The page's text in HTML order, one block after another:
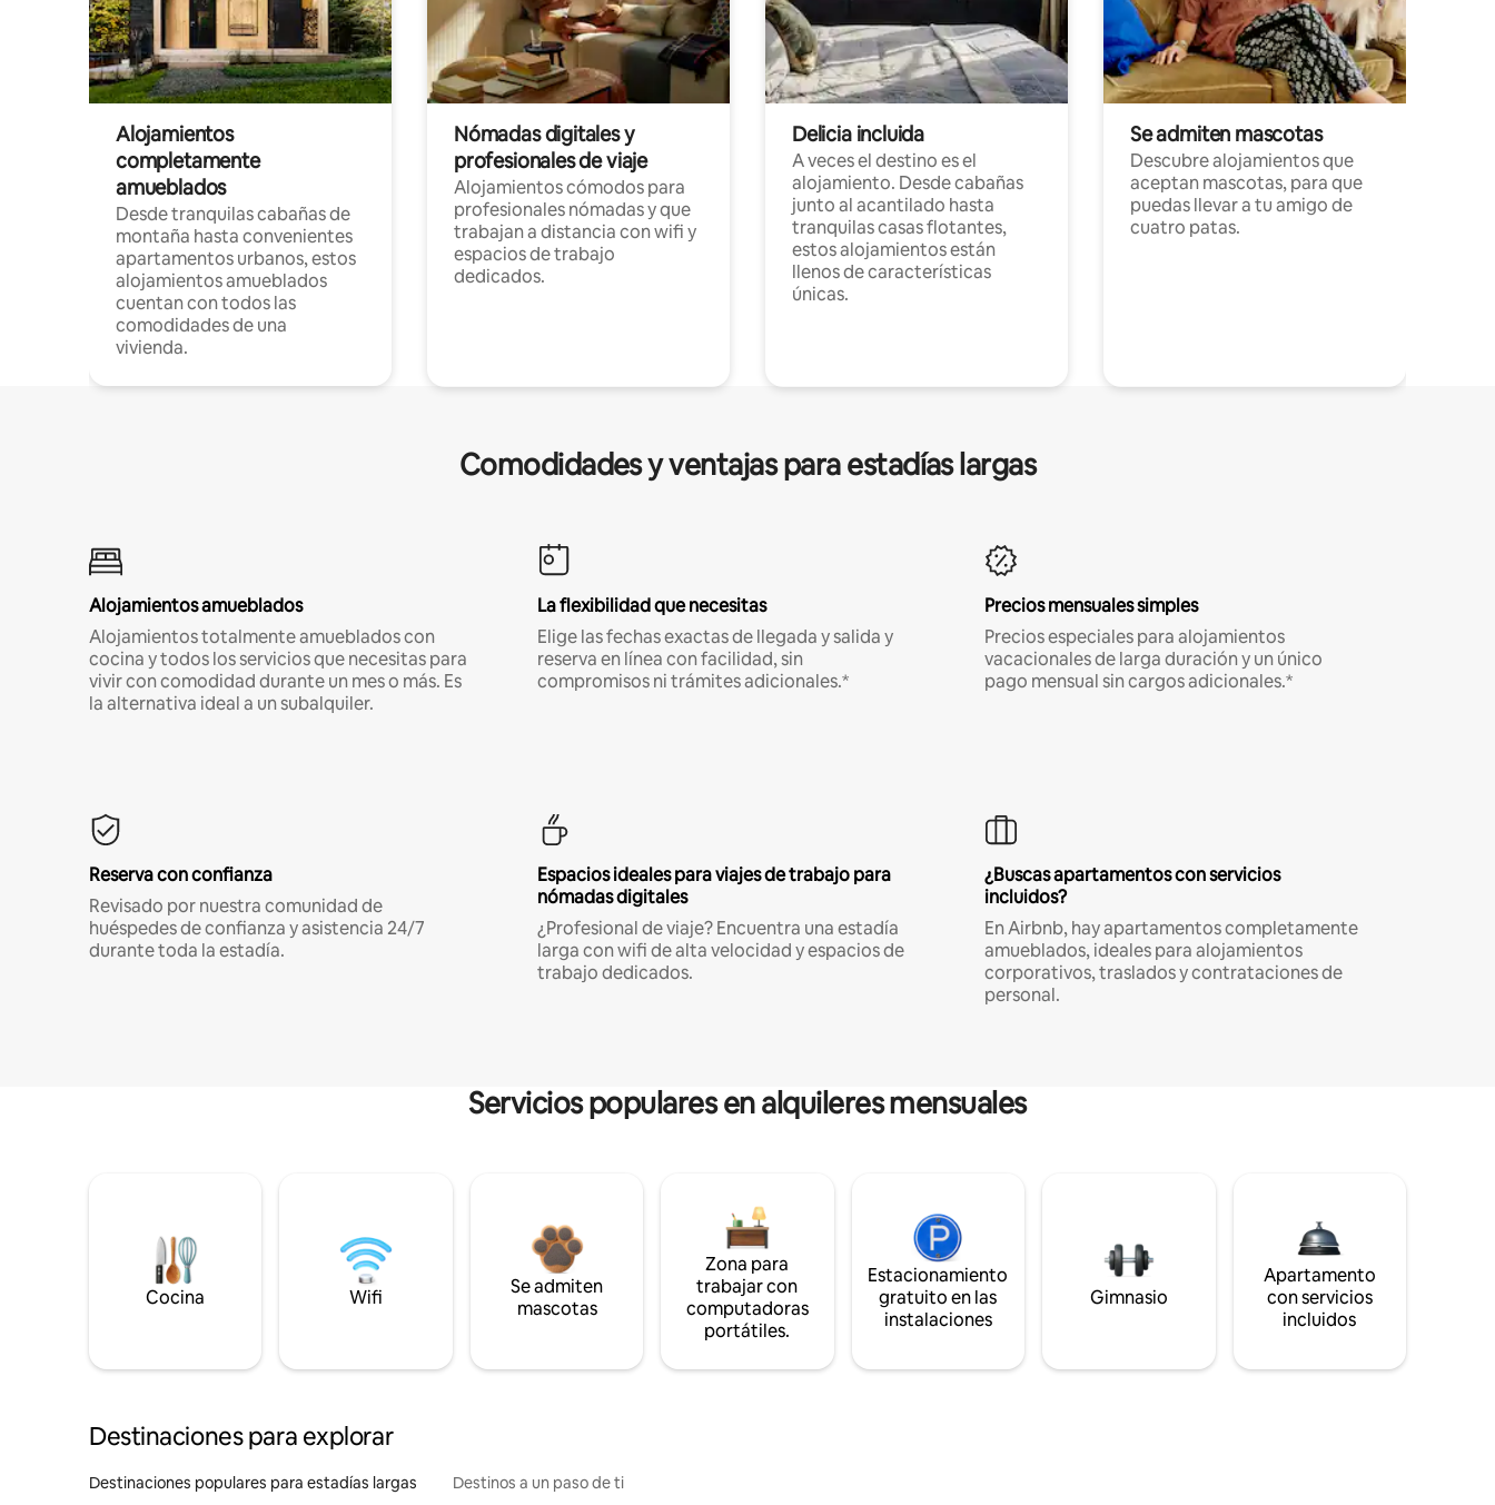
Alojamientos
completamente
amueblados
Desde tranquilas cabañas de
montaña hasta convenientes
apartamentos urbanos, estos
alojamientos amueblados
cuentan con todos las
comodidades de una
vivienda.
Nómadas digitales y
profesionales de viaje
Alojamientos cómodos para
profesionales nómadas y que
trabajan a distancia con wifi y
espacios de trabajo
dedicados.
Delicia incluida
A veces el destino es el
alojamiento. Desde cabañas
junto al acantilado hasta
tranquilas casas flotantes,
estos alojamientos están
llenos de características
únicas.
Se admiten mascotas
Descubre alojamientos que
aceptan mascotas, para que
puedas llevar a tu amigo de
cuatro patas.
Comodidades y ventajas para estadías largas
Alojamientos amueblados
Alojamientos totalmente amueblados con
cocina y todos los servicios que necesitas para
vivir con comodidad durante un mes o más. Es
la alternativa ideal a un subalquiler.
La flexibilidad que necesitas
Elige las fechas exactas de llegada y salida y
reserva en línea con facilidad, sin
compromisos ni trámites adicionales.*
Precios mensuales simples
Precios especiales para alojamientos
vacacionales de larga duración y un único
pago mensual sin cargos adicionales.*
Reserva con confianza
Revisado por nuestra comunidad de
huéspedes de confianza y asistencia 24/7
durante toda la estadía.
Espacios ideales para viajes de trabajo para
nómadas digitales
¿Profesional de viaje? Encuentra una estadía
larga con wifi de alta velocidad y espacios de
trabajo dedicados.
¿Buscas apartamentos con servicios
incluidos?
En Airbnb, hay apartamentos completamente
amueblados, ideales para alojamientos
corporativos, traslados y contrataciones de
personal.
Servicios populares en alquileres mensuales
Cocina Wifi
Se admiten
mascotas
Zona para
trabajar con
computadoras
portátiles.
Estacionamiento
gratuito en las
instalaciones
Gimnasio
Apartamento
con servicios
incluidos
Destinaciones para explorar
Destinaciones populares para estadías largas Destinos a un paso de ti